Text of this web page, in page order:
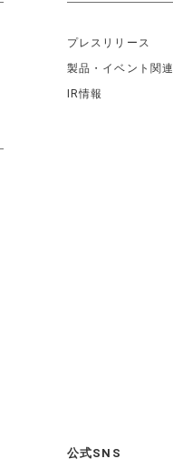
プレスリリース
製品・イベント関連
IR情報
公式SNS